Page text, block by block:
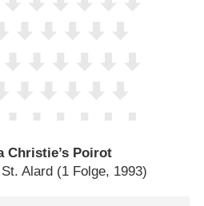
Christie’s Poirot
Alard (1 Folge, 1993)